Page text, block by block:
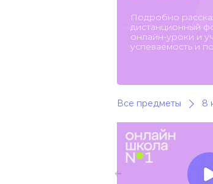
Подробно
дистанционный
онлайн-уроки и
успеваемость и
Все предметы 8